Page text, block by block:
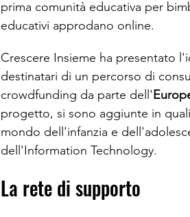
prima comunità educativa per
educativi approdano online.
Crescere Insieme ha presentato
destinatari di un percorso di
crowdfunding da parte dell'
progetto, si sono aggiunte in
mondo dell'infanzia e
dell'Information Technology.
La rete di supporto